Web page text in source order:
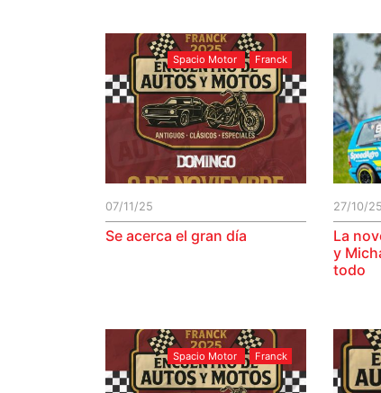
Spacio Motor Franck
07/11/25
Se acerca el gran día
27/10/25
La
y
todo
Spacio Motor Franck